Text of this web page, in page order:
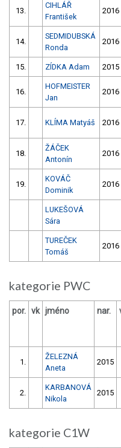
13.
CIHLÁŘ
František
2016
14.
SEDMIDUBSKÁ
Ronda
2016
15. ZÍDKA Adam 2015
16.
HOFMEISTER
Jan
2016
17. KLÍMA Matyáš 2016
18.
ŽÁČEK
Antonín
2016
19.
KOVÁČ
Dominik
2016
LUKEŠOVÁ
Sára
TUREČEK
Tomáš
2016
kategorie PWC
por. vk jméno nar.
1.
ŽELEZNÁ
Aneta
2015
2.
KARBANOVÁ
Nikola
2015
kategorie C1W